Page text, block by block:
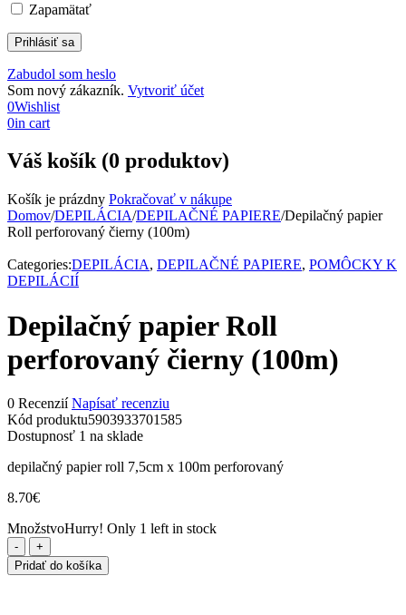
Zapamätať
Zabudol som heslo
Som nový zákazník. Vytvoriť účet
0Wishlist
0in cart
Váš košík (0 produktov)
Košík je prázdny Pokračovať v nákupe
Domov/DEPILÁCIA/DEPILAČNÉ PAPIERE/Depilačný papier
Roll perforovaný čierny (100m)
Categories:DEPILÁCIA, DEPILAČNÉ PAPIERE, POMÔCKY K
DEPILÁCIÍ
Depilačný papier Roll
perforovaný čierny (100m)
0 Recenzií Napísať recenziu
Kód produktu5903933701585
Dostupnosť 1 na sklade
depilačný papier roll 7,5cm x 100m perforovaný
8.70€
MnožstvoHurry! Only 1 left in stock
množstvo
Depilačný
papier
Pridať do košíka